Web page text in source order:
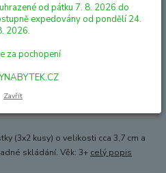
(3x2 kusy) o velikosti cca 3,7 cm a
skládání. Věk: 3+ celý popis
od pátku 7. 8. 2026 do
expedovány od pondělí 24.
2026.
za pochopení
Zavřít